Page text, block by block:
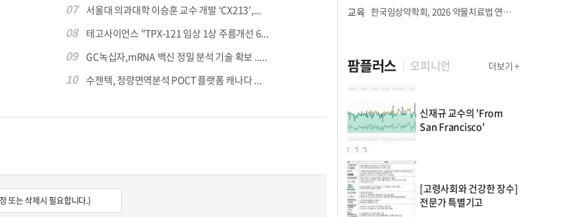
07 서울대 의과대학 이승훈 교수 개발 ‘CX213’,...
08 테고사이언스 "TPX-121 임상 1상 주름개선 6...
09 GC녹십자,mRNA 백신 정밀 분석 기술 확보 .....
10 수젠텍, 정량면역분석 POCT 플랫폼 캐나다 ...
교육 한국임상약학회, 2026 약물치료법 연수강좌 8월 21일 개최
팜플러스 오피니언 더보기 +
신재규 교수의 'From
San Francisco'
[고령사회와 건강한 장수]
전문가 특별기고